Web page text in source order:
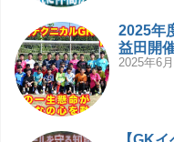
2025年
益田開
2025年6